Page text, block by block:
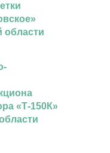
области
«Т-150К»